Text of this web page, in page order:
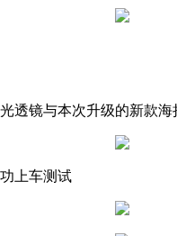
镜与本次升级的新款海
车测试